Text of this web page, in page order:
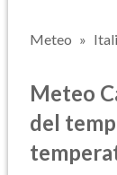
Meteo
Meteo
del